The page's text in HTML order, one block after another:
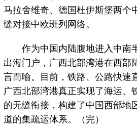
马拉舍维奇、德国杜伊斯堡两个
缝对接中欧班列网络。
作为中国内陆腹地进入中南
出海门户，广西北部湾港在西部
言而喻。目前，铁路、公路快速
广西北部湾港真正实现了海运、
的无缝衔接，构建了中国西部地
道的集疏运体系。（完）